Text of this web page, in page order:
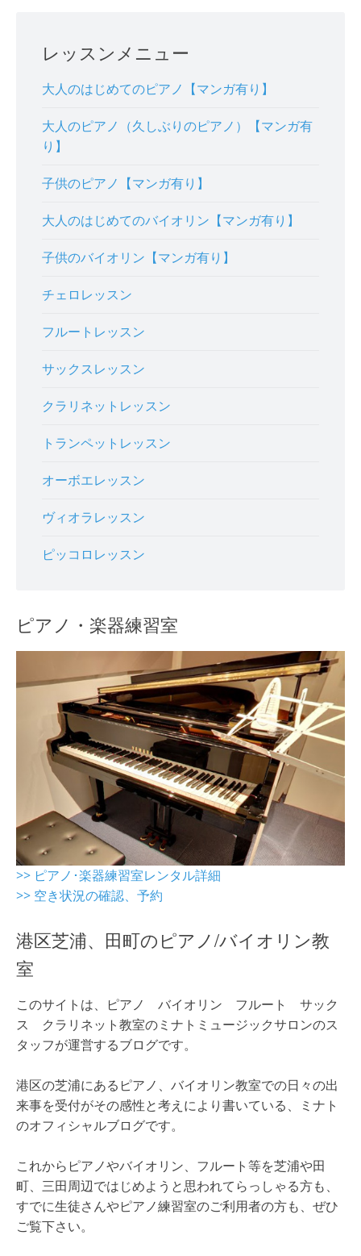
レッスンメニュー
大人のはじめてのピアノ【マンガ有り】
大人のピアノ（久しぶりのピアノ）【マンガ有
り】
子供のピアノ【マンガ有り】
大人のはじめてのバイオリン【マンガ有り】
子供のバイオリン【マンガ有り】
チェロレッスン
フルートレッスン
サックスレッスン
クラリネットレッスン
トランペットレッスン
オーボエレッスン
ヴィオラレッスン
ピッコロレッスン
ピアノ・楽器練習室
>> ピアノ･楽器練習室レンタル詳細
>> 空き状況の確認、予約
港区芝浦、田町のピアノ/バイオリン教
室
このサイトは、ピアノ バイオリン フルート サック
ス クラリネット教室のミナトミュージックサロンのス
タッフが運営するブログです。
港区の芝浦にあるピアノ、バイオリン教室での日々の出
来事を受付がその感性と考えにより書いている、ミナト
のオフィシャルブログです。
これからピアノやバイオリン、フルート等を芝浦や田
町、三田周辺ではじめようと思われてらっしゃる方も、
すでに生徒さんやピアノ練習室のご利用者の方も、ぜひ
ご覧下さい。